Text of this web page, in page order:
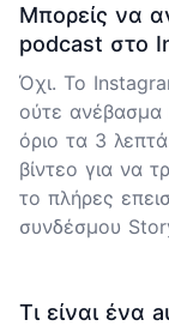
Μπορείς να
podcast στο
Όχι. Το
ούτε ανέβασμα
όριο τα 3
βίντεο για να
το πλήρες
συνδέσμου
Τι είναι ένα